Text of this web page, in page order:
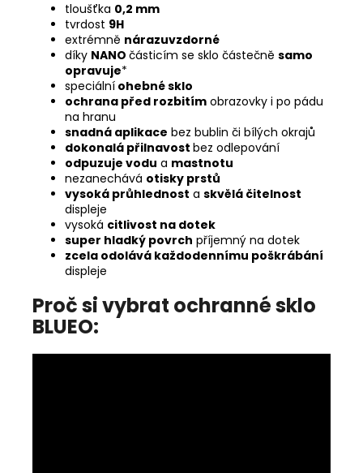
tloušťka 0,2 mm
tvrdost 9H
extrémně nárazuvzdorné
díky NANO částicím se sklo částečně samo
opravuje*
speciální ohebné sklo
ochrana před rozbitím obrazovky i po pádu
na hranu
snadná aplikace bez bublin či bílých okrajů
dokonalá přilnavost bez odlepování
odpuzuje vodu a mastnotu
nezanechává otisky prstů
vysoká průhlednost a skvělá čitelnost
displeje
vysoká citlivost na dotek
super hladký povrch příjemný na dotek
zcela odolává každodennímu poškrábání
displeje
Proč si vybrat ochranné sklo
BLUEO: